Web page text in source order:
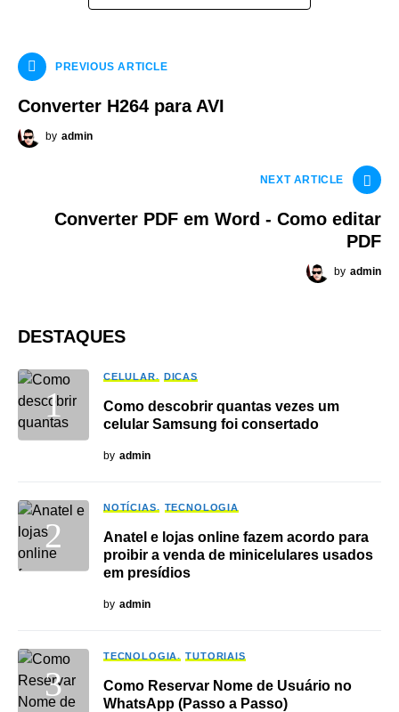
PREVIOUS ARTICLE
Converter H264 para AVI
by admin
NEXT ARTICLE
Converter PDF em Word - Como editar
PDF
by admin
DESTAQUES
CELULAR DICAS
Como descobrir quantas vezes um
celular Samsung foi consertado
by admin
NOTÍCIAS TECNOLOGIA
Anatel e lojas online fazem acordo para
proibir a venda de minicelulares usados
em presídios
by admin
TECNOLOGIA TUTORIAIS
Como Reservar Nome de Usuário no
WhatsApp (Passo a Passo)